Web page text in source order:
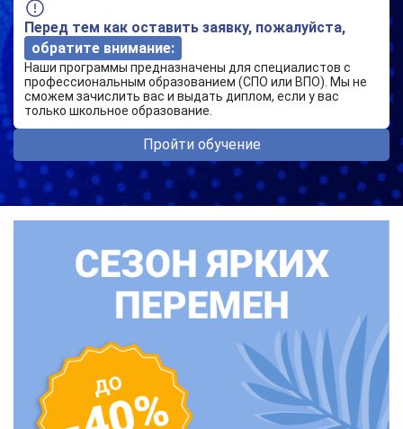
Перед тем как оставить заявку, пожалуйста,
обратите внимание:
Наши программы предназначены для специалистов с
профессиональным образованием (СПО или ВПО). Мы не
сможем зачислить вас и выдать диплом, если у вас
только школьное образование.
Пройти обучение